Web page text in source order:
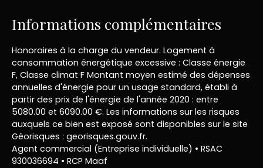
Informations complémentaires
Honoraires à la charge du vendeur. Logement à
consommation énergétique excessive : Classe énergie
F, Classe climat F Montant moyen estimé des dépenses
annuelles d'énergie pour un usage standard, établi à
partir des prix de l'énergie de l'année 2020 : entre
5080.00 et 6090.00 €. Les informations sur les risques
auxquels ce bien est exposé sont disponibles sur le site
Géorisques : georisques.gouv.fr.
Agent commercial (Entreprise individuelle) • RSAC
930036694 • RCP Maaf